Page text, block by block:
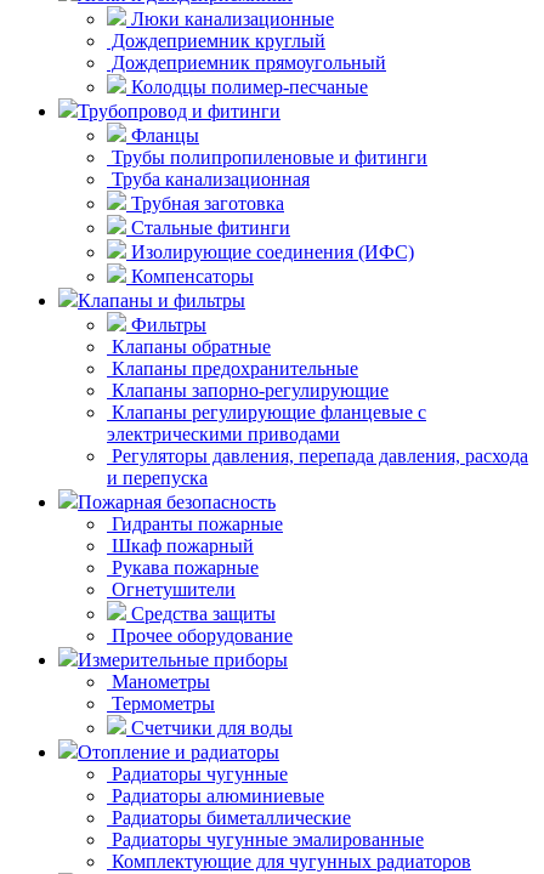
Люки канализационные
Дождеприемник круглый
Дождеприемник прямоугольный
Колодцы полимер-песчаные
Трубопровод и фитинги
Фланцы
Трубы полипропиленовые и фитинги
Труба канализационная
Трубная заготовка
Стальные фитинги
Изолирующие соединения (ИФС)
Компенсаторы
Клапаны и фильтры
Фильтры
Клапаны обратные
Клапаны предохранительные
Клапаны запорно-регулирующие
Клапаны регулирующие фланцевые с
электрическими приводами
Регуляторы давления, перепада давления, расхода
и перепуска
Пожарная безопасность
Гидранты пожарные
Шкаф пожарный
Рукава пожарные
Огнетушители
Средства защиты
Прочее оборудование
Измерительные приборы
Манометры
Термометры
Счетчики для воды
Отопление и радиаторы
Радиаторы чугунные
Радиаторы алюминиевые
Радиаторы биметаллические
Радиаторы чугунные эмалированные
Комплектующие для чугунных радиаторов